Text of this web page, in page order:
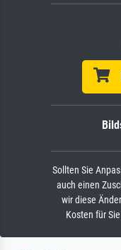
Sollten Sie
auch einen
wir diese
Kosten für